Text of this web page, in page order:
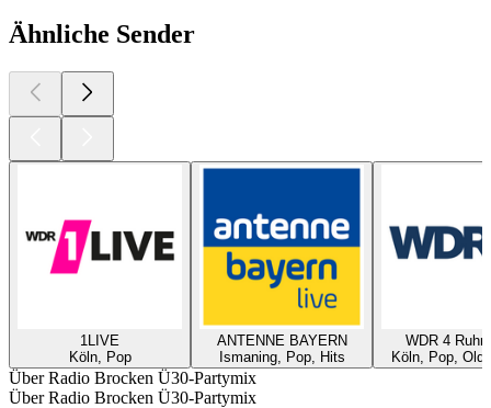
Ähnliche Sender
1LIVE
Köln, Pop
ANTENNE BAYERN
Ismaning, Pop, Hits
WDR 4
Köln, Pop,
Über Radio Brocken Ü30-Partymix
Über Radio Brocken Ü30-Partymix